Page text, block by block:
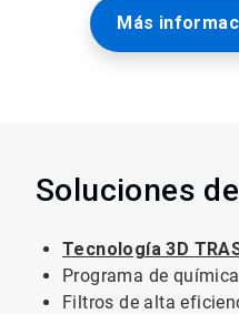
Más
Soluciones
Tecnología 3D
Programa de
Filtros de alta